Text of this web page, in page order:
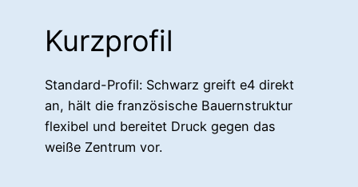
Kurzprofil
Standard-Profil: Schwarz greift e4 direkt
an, hält die französische Bauernstruktur
flexibel und bereitet Druck gegen das
weiße Zentrum vor.